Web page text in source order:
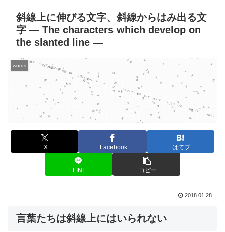
斜線上に伸びる文字、斜線からはみ出る文
字 — The characters which develop on
the slanted line —
words
X Facebook はてブ
LINE コピー
2018.01.28
言葉たちは斜線上にはいられない
や
ブ
お ダ
ガ
ザ
パ
ぬ
そ